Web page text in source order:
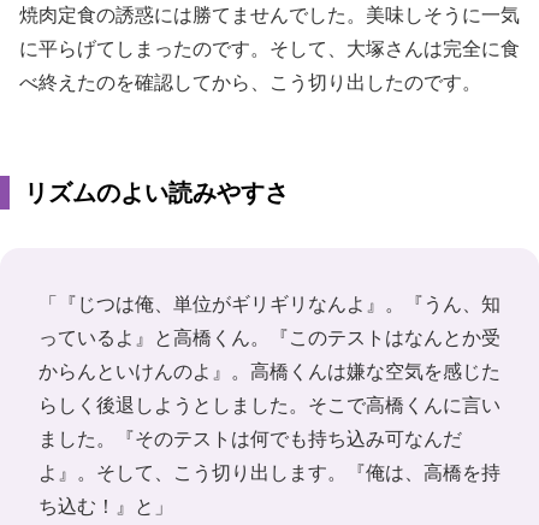
焼肉定食の誘惑には勝てませんでした。美味しそうに一気
に平らげてしまったのです。そして、大塚さんは完全に食
べ終えたのを確認してから、こう切り出したのです。
リズムのよい読みやすさ
「『じつは俺、単位がギリギリなんよ』。『うん、知
っているよ』と高橋くん。『このテストはなんとか受
からんといけんのよ』。高橋くんは嫌な空気を感じた
らしく後退しようとしました。そこで高橋くんに言い
ました。『そのテストは何でも持ち込み可なんだ
よ』。そして、こう切り出します。『俺は、高橋を持
ち込む！』と」